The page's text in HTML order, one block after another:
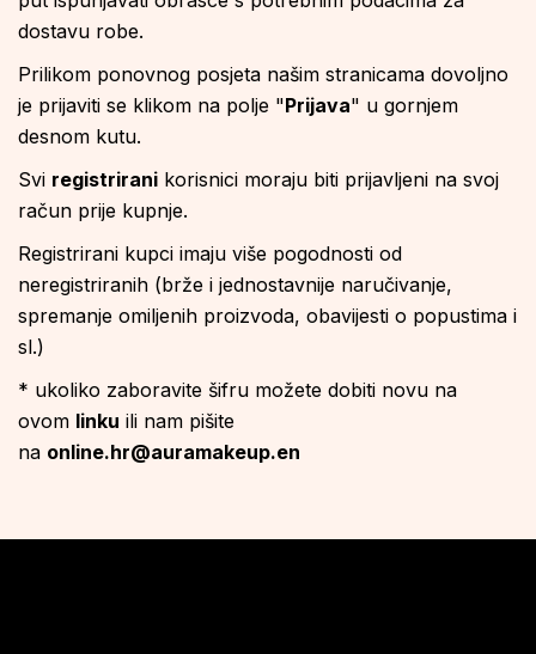
dostavu robe.
Prilikom ponovnog posjeta našim stranicama dovoljno
je prijaviti se klikom na polje "Prijava" u gornjem
desnom kutu.
Svi registrirani korisnici moraju biti prijavljeni na svoj
račun prije kupnje.
Registrirani kupci imaju više pogodnosti od
neregistriranih (brže i jednostavnije naručivanje,
spremanje omiljenih proizvoda, obavijesti o popustima i
sl.)
* ukoliko zaboravite šifru možete dobiti novu na
ovom linku ili nam pišite
na online.hr@auramakeup.en